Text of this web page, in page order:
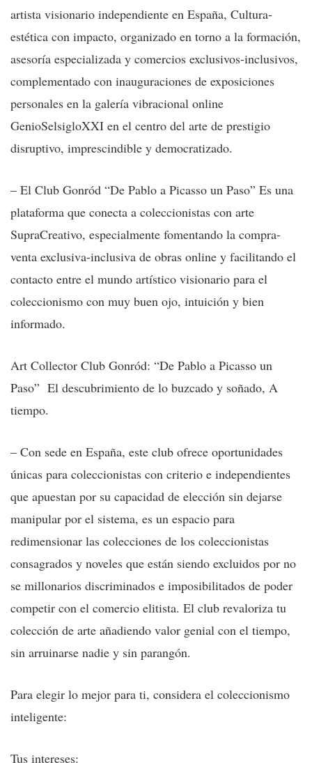
artista visionario independiente en España, Cultura-
estética con impacto, organizado en torno a la formación,
asesoría especializada y comercios exclusivos-inclusivos,
complementado con inauguraciones de exposiciones
personales en la galería vibracional online
GenioSelsigloXXI en el centro del arte de prestigio
disruptivo, imprescindible y democratizado.
– El Club Gonród “De Pablo a Picasso un Paso” Es una
plataforma que conecta a coleccionistas con arte
SupraCreativo, especialmente fomentando la compra-
venta exclusiva-inclusiva de obras online y facilitando el
contacto entre el mundo artístico visionario para el
coleccionismo con muy buen ojo, intuición y bien
informado.
Art Collector Club Gonród: “De Pablo a Picasso un
Paso” El descubrimiento de lo buzcado y soñado, A
tiempo.
– Con sede en España, este club ofrece oportunidades
únicas para coleccionistas con criterio e independientes
que apuestan por su capacidad de elección sin dejarse
manipular por el sistema, es un espacio para
redimensionar las colecciones de los coleccionistas
consagrados y noveles que están siendo excluidos por no
se millonarios discriminados e imposibilitados de poder
competir con el comercio elitista. El club revaloriza tu
colección de arte añadiendo valor genial con el tiempo,
sin arruinarse nadie y sin parangón.
Para elegir lo mejor para ti, considera el coleccionismo
inteligente:
Tus intereses: